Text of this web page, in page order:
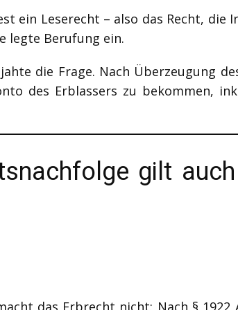
ein Leserecht – also das Recht, die
legte Berufung ein.
die Frage. Nach Überzeugung
des Erblassers zu bekommen,
gilt
das Erbrecht nicht: Nach § 1922